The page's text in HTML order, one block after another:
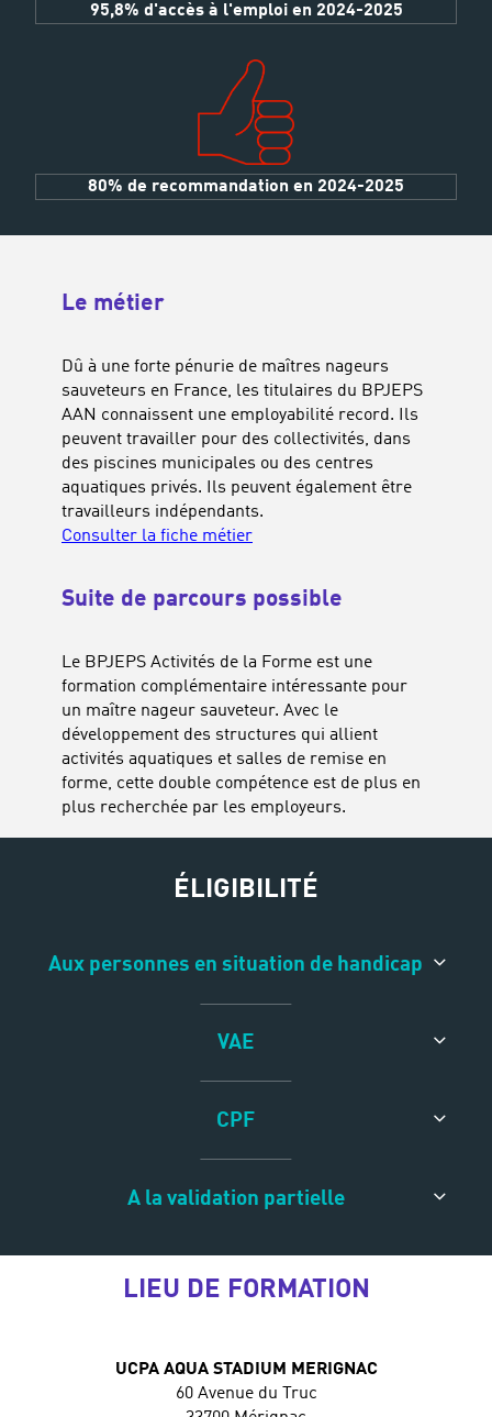
95,8% d'accès à l'emploi en 2024-2025
80% de recommandation en 2024-2025
Le métier
Dû à une forte pénurie de maîtres nageurs
sauveteurs en France, les titulaires du BPJEPS
AAN connaissent une employabilité record. Ils
peuvent travailler pour des collectivités, dans
des piscines municipales ou des centres
aquatiques privés. Ils peuvent également être
travailleurs indépendants.
Consulter la fiche métier
Suite de parcours possible
Le BPJEPS Activités de la Forme est une
formation complémentaire intéressante pour
un maître nageur sauveteur. Avec le
développement des structures qui allient
activités aquatiques et salles de remise en
forme, cette double compétence est de plus en
plus recherchée par les employeurs.
ÉLIGIBILITÉ
Aux personnes en situation de handicap
VAE
CPF
A la validation partielle
LIEU DE FORMATION
UCPA AQUA STADIUM MERIGNAC
60 Avenue du Truc